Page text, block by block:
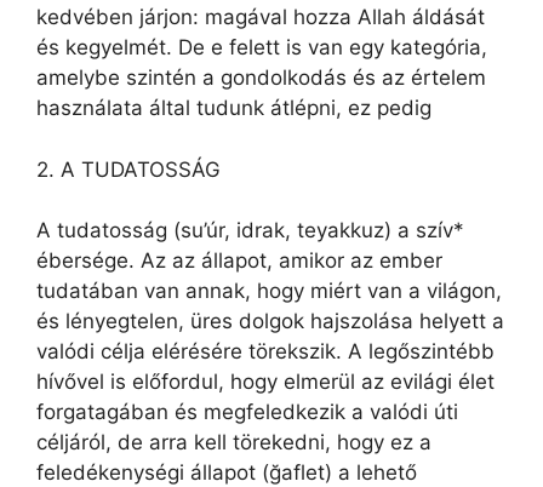
kedvében járjon: magával hozza Allah áldását
és kegyelmét. De e felett is van egy kategória,
amelybe szintén a gondolkodás és az értelem
használata által tudunk átlépni, ez pedig
2. A TUDATOSSÁG
A tudatosság (su’úr, idrak, teyakkuz) a szív*
ébersége. Az az állapot, amikor az ember
tudatában van annak, hogy miért van a világon,
és lényegtelen, üres dolgok hajszolása helyett a
valódi célja elérésére törekszik. A legőszintébb
hívővel is előfordul, hogy elmerül az evilági élet
forgatagában és megfeledkezik a valódi úti
céljáról, de arra kell törekedni, hogy ez a
feledékenységi állapot (ğaflet) a lehető